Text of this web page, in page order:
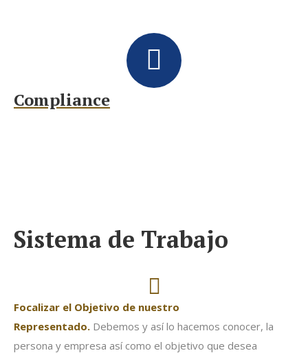
Compliance
Sistema de Trabajo
Focalizar el Objetivo de nuestro
Representado. Debemos y así lo hacemos conocer, la
persona y empresa así como el objetivo que desea